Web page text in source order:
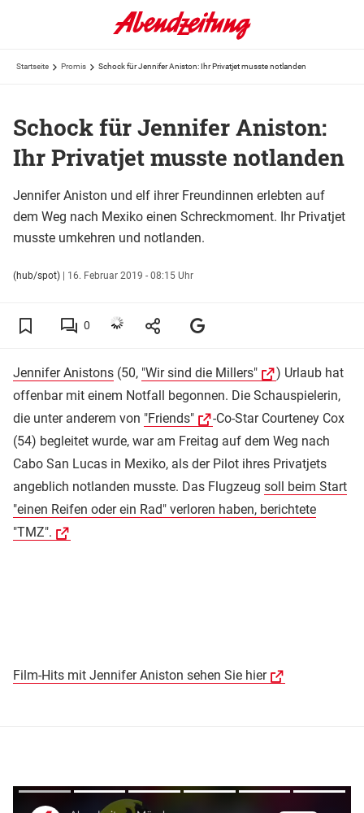
Startseite Promis Schock für Jennifer Aniston: Ihr Privatjet musste notlanden
Schock für Jennifer Aniston:
Ihr Privatjet musste notlanden
Jennifer Aniston und elf ihrer Freundinnen erlebten auf
dem Weg nach Mexiko einen Schreckmoment. Ihr Privatjet
musste umkehren und notlanden.
(hub/spot) | 16. Februar 2019 - 08:15 Uhr
0
Jennifer Anistons (50, "Wir sind die Millers"
) Urlaub hat
offenbar mit einem Notfall begonnen. Die Schauspielerin,
die unter anderem von "Friends"
-Co-Star Courteney Cox
(54) begleitet wurde, war am Freitag auf dem Weg nach
Cabo San Lucas in Mexiko, als der Pilot ihres Privatjets
angeblich notlanden musste. Das Flugzeug soll beim Start
"einen Reifen oder ein Rad" verloren haben, berichtete
"TMZ".
Film-Hits mit Jennifer Aniston sehen Sie hier